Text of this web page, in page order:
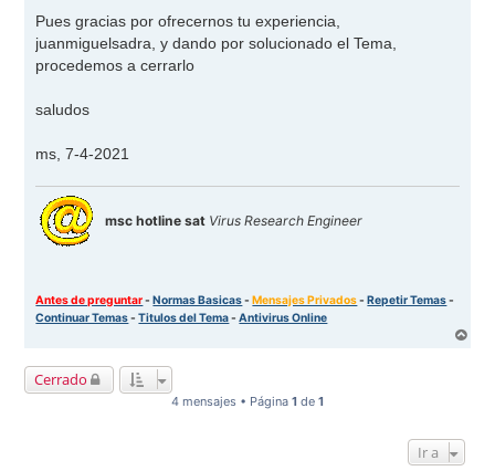
n
s
a
e
Pues gracias por ofrecernos tu experiencia,
juanmiguelsadra, y dando por solucionado el Tema,
procedemos a cerrarlo
saludos
ms, 7-4-2021
msc hotline sat Virus Research Engineer
Antes de preguntar-Normas Basicas-Mensajes Privados-Repetir Temas-
Continuar Temas-Titulos del Tema-Antivirus Online
Cerrado
4 mensajes • Página 1 de 1
Ir a